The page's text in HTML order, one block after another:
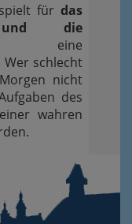
spielt für das
und die
eine
Wer schlecht
nicht
des
wahren